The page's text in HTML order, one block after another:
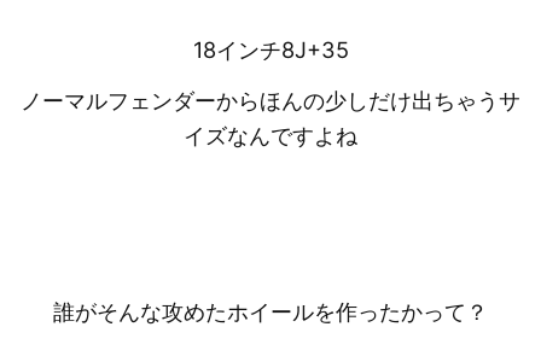
18インチ8J+35
ノーマルフェンダーからほんの少しだけ出ちゃうサ
イズなんですよね
誰がそんな攻めたホイールを作ったかって？